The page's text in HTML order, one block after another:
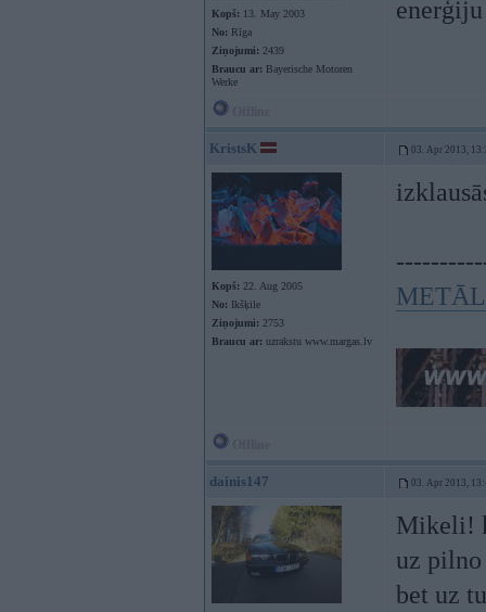
Kopš: 13. May 2003
No: Rīga
Ziņojumi: 2439
Braucu ar: Bayerische Motoren
Werke
KristsK 03. Apr 2013,
Kopš: 22. Aug 2005
No: Ikšķile
Ziņojumi: 2753
Braucu ar: uzrakstu www.margas.lv
dainis147 03. Apr 2013,
Mikeli!
uz pilno
bet uz